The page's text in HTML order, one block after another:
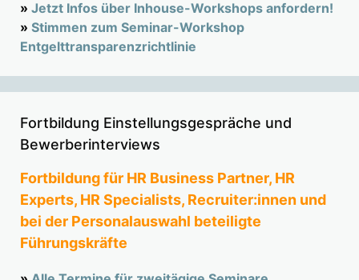
» Jetzt Infos über Inhouse-Workshops anfordern!
» Stimmen zum Seminar-Workshop
Entgelttransparenzrichtlinie
Fortbildung Einstellungsgespräche und
Bewerberinterviews
Fortbildung für HR Business Partner, HR
Experts, HR Specialists, Recruiter:innen und
bei der Personalauswahl beteiligte
Führungskräfte